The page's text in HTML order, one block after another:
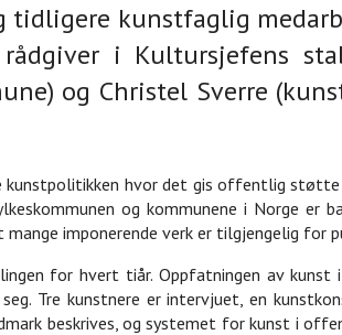
kunstfaglig
i Kultursjefens
og Christel Sverre
kunstpolitikken hvor det gis offentlig
og kommunene i Norge er
imponerende verk er tilgjengelig for
for hvert tiår. Oppfatningen av
Tre kunstnere er intervjuet, en
beskrives, og systemet for kunst i